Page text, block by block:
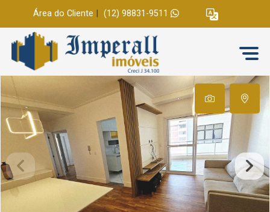
Área do Cliente (12) 98831-9511